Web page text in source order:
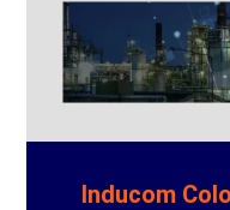
Inducom